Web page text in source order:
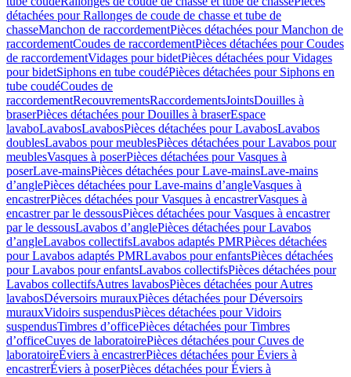
détachées pour Rallonges de coude de chasse et tube de
chasseManchon de raccordementPièces détachées pour Manchon de
raccordementCoudes de raccordementPièces détachées pour Coudes
de raccordementVidages pour bidetPièces détachées pour Vidages
pour bidetSiphons en tube coudéPièces détachées pour Siphons en
tube coudéCoudes de
raccordementRecouvrementsRaccordementsJointsDouilles à
braserPièces détachées pour Douilles à braserEspace
lavaboLavabosLavabosPièces détachées pour LavabosLavabos
doublesLavabos pour meublesPièces détachées pour Lavabos pour
meublesVasques à poserPièces détachées pour Vasques à
poserLave-mainsPièces détachées pour Lave-mainsLave-mains
d’anglePièces détachées pour Lave-mains d’angleVasques à
encastrerPièces détachées pour Vasques à encastrerVasques à
encastrer par le dessousPièces détachées pour Vasques à encastrer
par le dessousLavabos d’anglePièces détachées pour Lavabos
d’angleLavabos collectifsLavabos adaptés PMRPièces détachées
pour Lavabos adaptés PMRLavabos pour enfantsPièces détachées
pour Lavabos pour enfantsLavabos collectifsPièces détachées pour
Lavabos collectifsAutres lavabosPièces détachées pour Autres
lavabosDéversoirs murauxPièces détachées pour Déversoirs
murauxVidoirs suspendusPièces détachées pour Vidoirs
suspendusTimbres dʼofficePièces détachées pour Timbres
dʼofficeCuves de laboratoirePièces détachées pour Cuves de
laboratoireÉviers à encastrerPièces détachées pour Éviers à
encastrerÉviers à poserPièces détachées pour Éviers à